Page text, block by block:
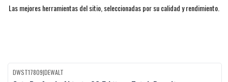
Las mejores herramientas del sitio, seleccionadas por su calidad y rendimiento.
-27%OFF Black Week
DWST17809|DEWALT